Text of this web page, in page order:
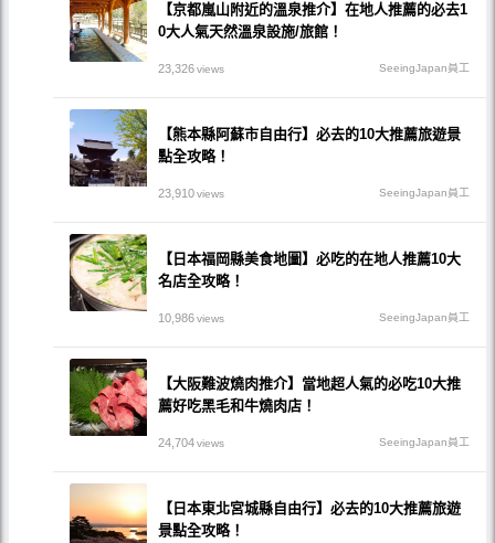
【京都嵐山附近的溫泉推介】在地人推薦的必去1
0大人氣天然溫泉設施/旅館！
23,326views SeeingJapan員工
【熊本縣阿蘇市自由行】必去的10大推薦旅遊景
點全攻略！
23,910views SeeingJapan員工
【日本福岡縣美食地圖】必吃的在地人推薦10大
名店全攻略！
10,986views SeeingJapan員工
【大阪難波燒肉推介】當地超人氣的必吃10大推
薦好吃黑毛和牛燒肉店！
24,704views SeeingJapan員工
【日本東北宮城縣自由行】必去的10大推薦旅遊
景點全攻略！